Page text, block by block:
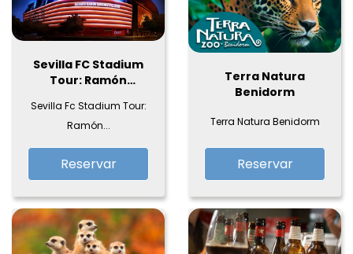
Sevilla FC Stadium
Tour: Ramón
Sevilla Fc Stadium Tour:
Ramón...
Reservar
Terra Natura
Benidorm
Terra Natura Benidorm
Reservar